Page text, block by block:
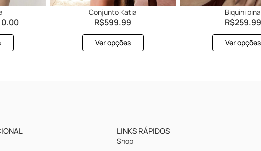
Conjunto Katia
R$599.99
Ver opções
Biquini pina
R$259.99
Ver opções
LINKS RÁPIDOS
Shop